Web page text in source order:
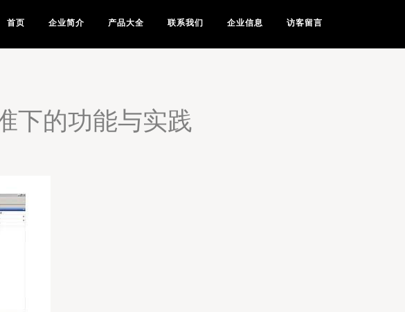
首页 企业简介 产品大全 联系我们 企业信息 访客留言
下的功能与实践